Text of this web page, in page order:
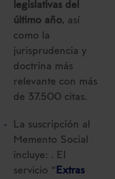
legislativas del
último año, así
como la
jurisprudencia y
doctrina más
relevante con más
de 37.500 citas.
La suscripción al
Memento Social
incluye: . El
servicio “Extras